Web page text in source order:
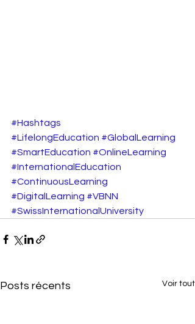
#Hashtags
#LifelongEducation #GlobalLearning
#SmartEducation #OnlineLearning
#InternationalEducation
#ContinuousLearning
#DigitalLearning #VBNN
#SwissInternationalUniversity
Posts récents Voir tout